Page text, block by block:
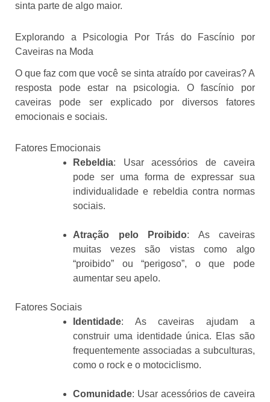
sinta parte de algo maior.
Explorando a Psicologia Por Trás do Fascínio por
Caveiras na Moda
O que faz com que você se sinta atraído por caveiras? A
resposta pode estar na psicologia. O fascínio por
caveiras pode ser explicado por diversos fatores
emocionais e sociais.
Fatores Emocionais
Rebeldia: Usar acessórios de caveira
pode ser uma forma de expressar sua
individualidade e rebeldia contra normas
sociais.
Atração pelo Proibido: As caveiras
muitas vezes são vistas como algo
“proibido” ou “perigoso”, o que pode
aumentar seu apelo.
Fatores Sociais
Identidade: As caveiras ajudam a
construir uma identidade única. Elas são
frequentemente associadas a subculturas,
como o rock e o motociclismo.
Comunidade: Usar acessórios de caveira